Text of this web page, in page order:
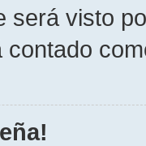
será visto
contado